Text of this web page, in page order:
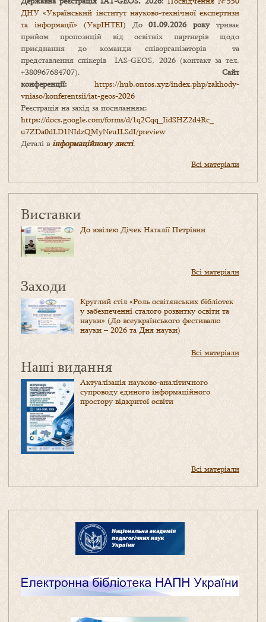
ДНУ «Український інститут науково-технічної експертизи
та інформації» (УкрІНТЕІ) До01.09.2026 рокутриває
прийом пропозицій від освітніх партнерів щодо
приєднання до команди співорганізаторів та
представлення спікерів IAS-GEOS, 2026 (контакт за тел.
+380967684707). Сайт
конференції: https://hub.ontos.xyz/index.php/zakhody-
vniaso/konferentsii/iat-geos-2026
Реєстрація на захід за посиланням:
https://docs.google.com/forms/d/1q2Cqq_IidSHZ2d4Rc_
u7ZDa0dLD1NIdzQMyNeuILSdI/preview
Деталі в інформаційному листі.
Всі матеріали
Виставки
До ювілею Дічек Наталії Петрівни
Всі матеріали
Заходи
Круглий стіл «Роль освітянських бібліотек
у забезпеченні сталого розвитку освіти та
науки» (До всеукраїнського фестивалю
науки – 2026 та Дня науки)
Всі матеріали
Наші видання
Актуалізація науково-аналітичного
супроводу єдиного інформаційного
простору відкритої освіти
Всі матеріали